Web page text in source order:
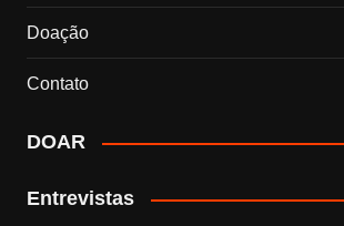
Doação
Contato
DOAR
Entrevistas